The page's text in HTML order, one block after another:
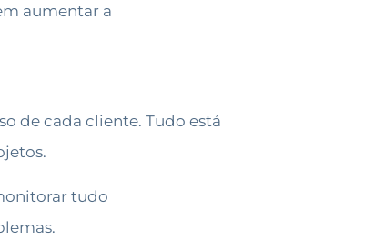
aumentar a
de cada cliente. Tudo está
tudo